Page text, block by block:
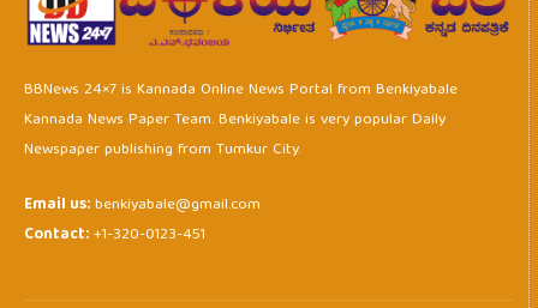
BBNews 24×7 is Kannada Online News Portal from Benkiyabale
Kannada News Paper Team. Benkiyabale is very popular Daily
Newspaper publishing from Tumkur City.
Email us:benkiyabale@gmail.com
Contact:+1-320-0123-451